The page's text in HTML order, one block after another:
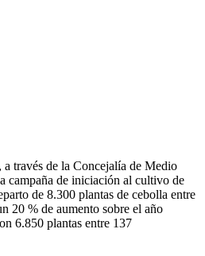
través de la Concejalía de Medio
campaña de iniciación al cultivo de
de 8.300 plantas de cebolla entre
20 % de aumento sobre el año
6.850 plantas entre 137